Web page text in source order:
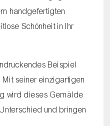
handgefertigten
Schönheit in Ihr
Beispiel
seiner einzigartigen
wird dieses Gemälde
und bringen